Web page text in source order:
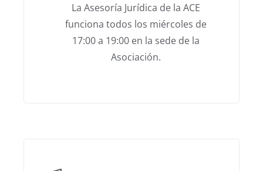
La Asesoría Jurídica de la ACE
funciona todos los miércoles de
17:00 a 19:00 en la sede de la
Asociación.